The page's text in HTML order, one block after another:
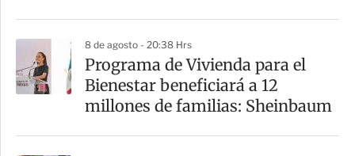
8 de agosto - 20:38 Hrs
Programa de Vivienda para el
Bienestar beneficiará a 12
millones de familias: Sheinbaum